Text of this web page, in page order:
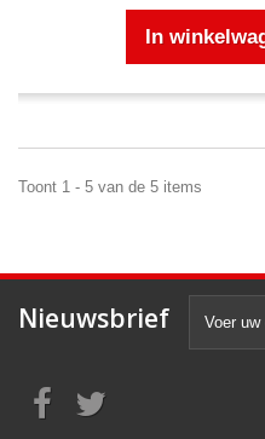
In
Toont 1 - 5 van de 5 items
Nieuwsbrief